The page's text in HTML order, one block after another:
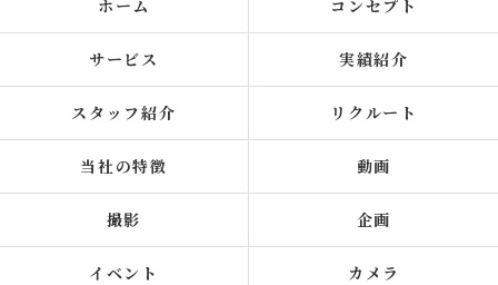
ホーム コンセプト
サービス 実績紹介
スタッフ紹介 リクルート
当社の特徴 動画
撮影 企画
イベント カメラ